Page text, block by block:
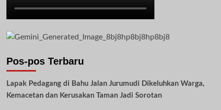
Pos-pos Terbaru
Lapak Pedagang di Bahu Jalan Jurumudi Dikeluhkan Warga,
Kemacetan dan Kerusakan Taman Jadi Sorotan